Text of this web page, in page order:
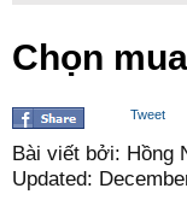
Chọn
Tweet
Bài viết bởi: Hồng
Updated: